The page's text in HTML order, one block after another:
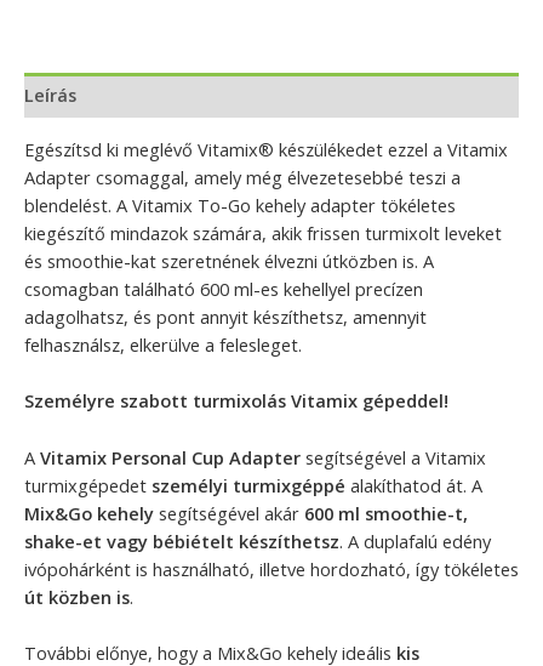
Leírás
Egészítsd ki meglévő Vitamix® készülékedet ezzel a Vitamix
Adapter csomaggal, amely még élvezetesebbé teszi a
blendelést. A Vitamix To-Go kehely adapter tökéletes
kiegészítő mindazok számára, akik frissen turmixolt leveket
és smoothie-kat szeretnének élvezni útközben is. A
csomagban található 600 ml-es kehellyel precízen
adagolhatsz, és pont annyit készíthetsz, amennyit
felhasználsz, elkerülve a felesleget.
Személyre szabott turmixolás Vitamix gépeddel!
A Vitamix Personal Cup Adapter segítségével a Vitamix
turmixgépedet személyi turmixgéppé alakíthatod át. A
Mix&Go kehely segítségével akár 600 ml smoothie-t,
shake-et vagy bébiételt készíthetsz. A duplafalú edény
ivópohárként is használható, illetve hordozható, így tökéletes
út közben is.
További előnye, hogy a Mix&Go kehely ideális kis